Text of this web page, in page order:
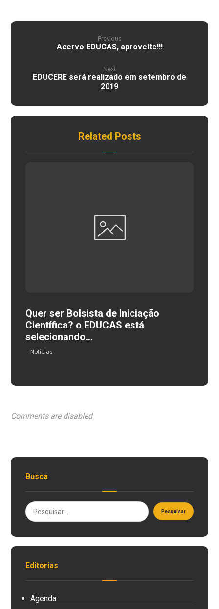
Previous
Acervo EDUCAS, aproveite!!!
Next
EDUCERE será realizado em setembro de
2019
Related Posts
Quer ser Bolsista de Iniciação
Científica? o EDUCAS está
selecionando…
Notícias
Comments are disabled
Busca
Editorias
Agenda